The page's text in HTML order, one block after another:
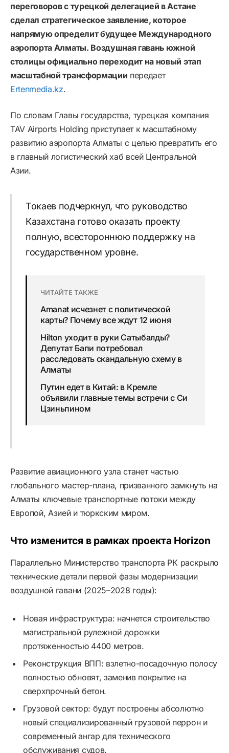
переговоров с турецкой делегацией в Астане
сделал стратегическое заявление, которое
напрямую определит будущее Международного
аэропорта Алматы. Воздушная гавань южной
столицы официально переходит на новый этап
масштабной трансформации передает
Ertenmedia.kz.
По словам Главы государства, турецкая компания
TAV Airports Holding приступает к масштабному
развитию аэропорта Алматы с целью превратить его
в главный логистический хаб всей Центральной
Азии.
Токаев подчеркнул, что руководство
Казахстана готово оказать проекту
полную, всестороннюю поддержку на
государственном уровне.
ЧИТАЙТЕ ТАКЖЕ
Amanat исчезнет с политической
карты? Почему все ждут 12 июня
Hilton уходит в руки Сатыбалды?
Депутат Бапи потребовал
расследовать скандальную схему в
Алматы
Путин едет в Китай: в Кремле
объявили главные темы встречи с Си
Цзиньпином
Развитие авиационного узла станет частью
глобального мастер-плана, призванного замкнуть на
Алматы ключевые транспортные потоки между
Европой, Азией и тюркским миром.
Что изменится в рамках проекта Horizon
Параллельно Министерство транспорта РК раскрыло
технические детали первой фазы модернизации
воздушной гавани (2025–2028 годы):
Новая инфраструктура: начнется строительство
магистральной рулежной дорожки
протяженностью 4400 метров.
Реконструкция ВПП: взлетно-посадочную полосу
полностью обновят, заменив покрытие на
сверхпрочный бетон.
Грузовой сектор: будут построены абсолютно
новый специализированный грузовой перрон и
современный ангар для технического
обслуживания судов.